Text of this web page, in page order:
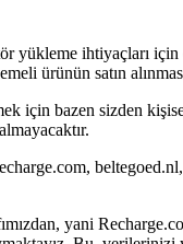
yükleme ihtiyaçları
ürünün satın
için bazen sizden
yani